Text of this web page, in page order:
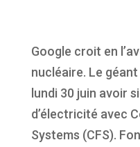
Google croit en
nucléaire. Le
lundi 30 juin avoir
d’électricité avec
Systems (CFS).